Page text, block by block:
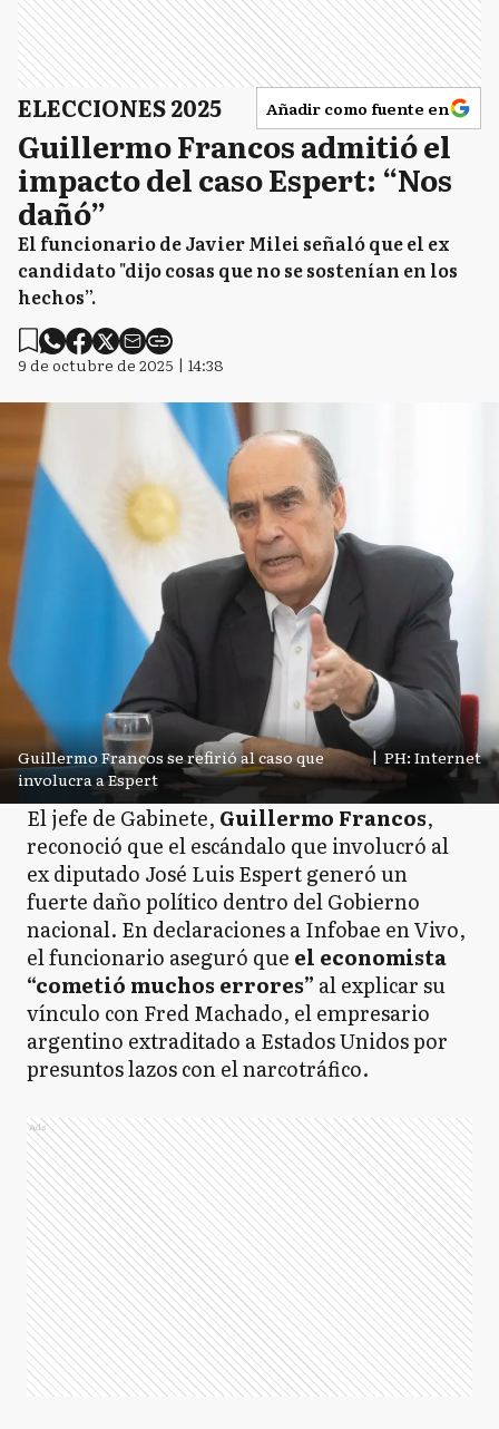
ELECCIONES 2025 Añadir como fuente en
Guillermo Francos admitió el
impacto del caso Espert: “Nos
dañó”
El funcionario de Javier Milei señaló que el ex
candidato "dijo cosas que no se sostenían en los
hechos”.
9 de octubre de 2025 | 14:38
Guillermo Francos se refirió al caso que
involucra a Espert
| PH: Internet
El jefe de Gabinete, Guillermo Francos,
reconoció que el escándalo que involucró al
ex diputado José Luis Espert generó un
fuerte daño político dentro del Gobierno
nacional. En declaraciones a Infobae en Vivo,
el funcionario aseguró que el economista
“cometió muchos errores” al explicar su
vínculo con Fred Machado, el empresario
argentino extraditado a Estados Unidos por
presuntos lazos con el narcotráfico.
Ads